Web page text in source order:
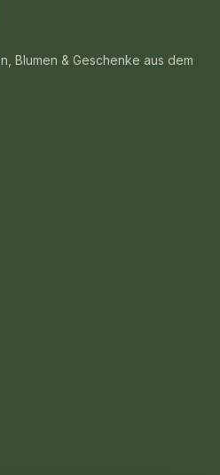
Blumen & Geschenke aus dem